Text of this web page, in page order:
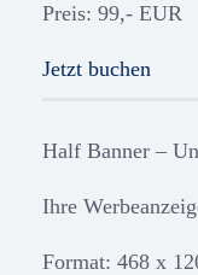
Preis: 99,- EUR
Jetzt buchen
Half Banner –
Ihre
Format: 468 x